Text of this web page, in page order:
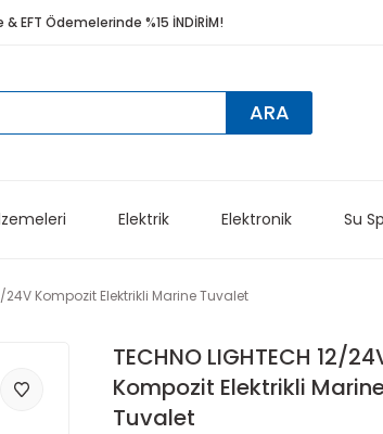
& EFT Ödemelerinde %15 İNDİRİM!
ARA
Elektrik Elektronik Su
24V Kompozit Elektrikli Marine Tuvalet
TECHNO LIGHTECH 12/
Kompozit Elektrikli
Tuvalet